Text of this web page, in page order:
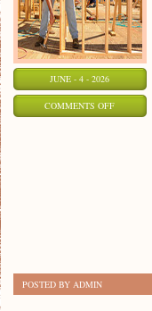
JUNE - 4 - 2026
COMMENTS OFFON
POSTED BY ADMIN